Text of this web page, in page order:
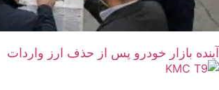
آینده بازار خودرو پس از حذف ارز واردات